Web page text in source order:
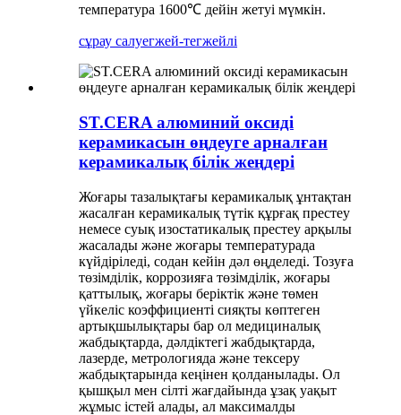
температура 1600℃ дейін жетуі мүмкін.
сұрау салуегжей-тегжейлі
ST.CERA алюминий оксиді
керамикасын өңдеуге арналған
керамикалық білік жеңдері
Жоғары тазалықтағы керамикалық ұнтақтан
жасалған керамикалық түтік құрғақ престеу
немесе суық изостатикалық престеу арқылы
жасалады және жоғары температурада
күйдіріледі, содан кейін дәл өңделеді. Тозуға
төзімділік, коррозияға төзімділік, жоғары
қаттылық, жоғары беріктік және төмен
үйкеліс коэффициенті сияқты көптеген
артықшылықтары бар ол медициналық
жабдықтарда, дәлдіктегі жабдықтарда,
лазерде, метрологияда және тексеру
жабдықтарында кеңінен қолданылады. Ол
қышқыл мен сілті жағдайында ұзақ уақыт
жұмыс істей алады, ал максималды